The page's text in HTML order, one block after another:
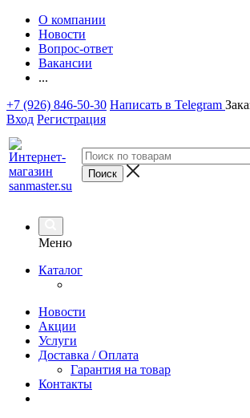
О компании
Новости
Вопрос-ответ
Вакансии
...
+7 (926) 846-50-30 Написать в Telegram
Вход Регистрация
Меню
Каталог
Новости
Акции
Услуги
Доставка / Оплата
Гарантия на товар
Контакты